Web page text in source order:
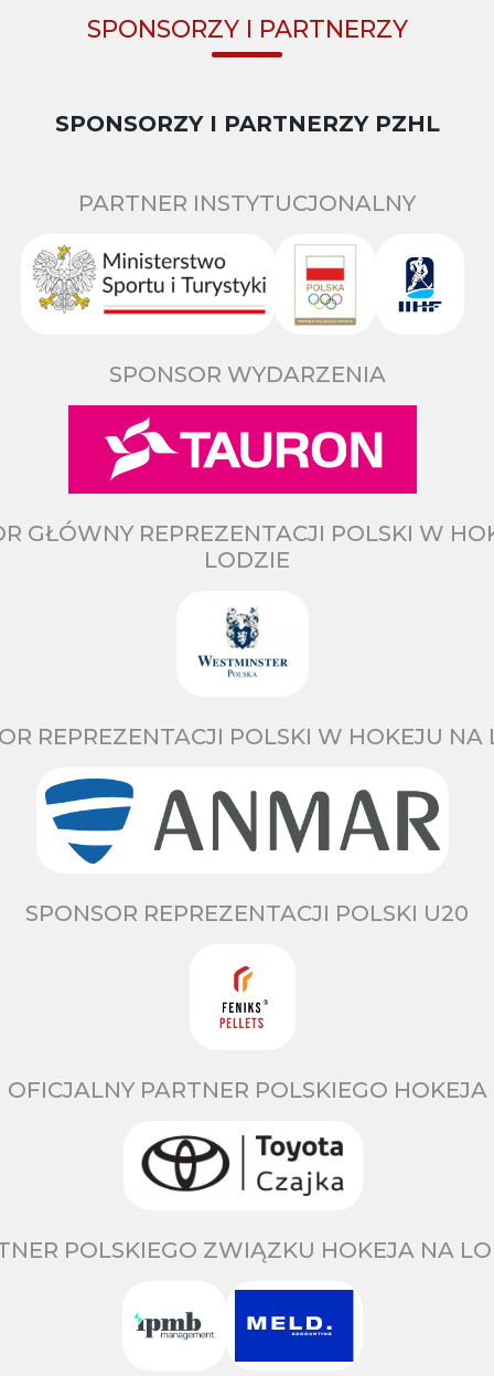
SPONSORZY I PARTNERZY
SPONSORZY I PARTNERZY PZHL
PARTNER INSTYTUCJONALNY
SPONSOR WYDARZENIA
GŁÓWNY REPREZENTACJI POLSKI W
LODZIE
REPREZENTACJI POLSKI W HOKEJU NA
SPONSOR REPREZENTACJI POLSKI U20
OFICJALNY PARTNER POLSKIEGO HOKEJA
POLSKIEGO ZWIĄZKU HOKEJA NA